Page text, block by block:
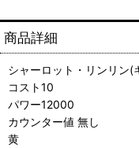
商品詳細
シャーロット・リンリン(
コスト10
パワー12000
カウンター値 無し
黄